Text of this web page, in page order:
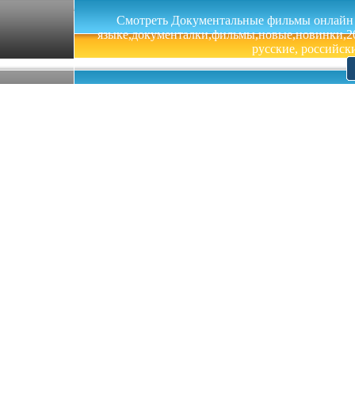
Смотреть Документальные фильмы онлайн
русские,